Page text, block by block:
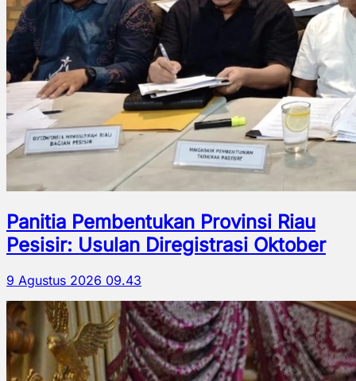
Panitia Pembentukan Provinsi Riau
Pesisir: Usulan Diregistrasi Oktober
9 Agustus 2026 09.43